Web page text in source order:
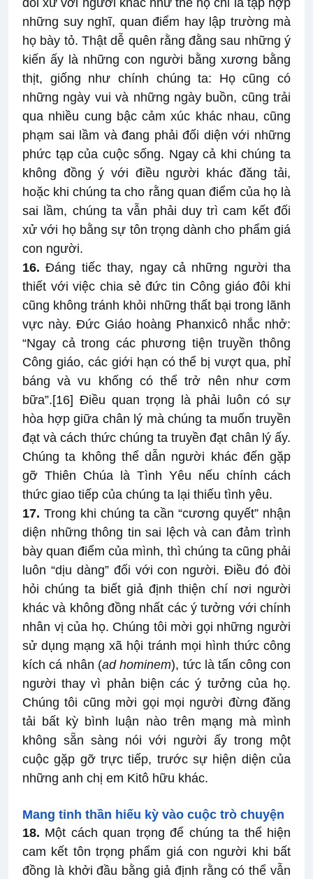
đối xử với người khác như thể họ chỉ là tập hợp
những suy nghĩ, quan điểm hay lập trường mà
họ bày tỏ. Thật dễ quên rằng đằng sau những ý
kiến ấy là những con người bằng xương bằng
thịt, giống như chính chúng ta: Họ cũng có
những ngày vui và những ngày buồn, cũng trải
qua nhiều cung bậc cảm xúc khác nhau, cũng
phạm sai lầm và đang phải đối diện với những
phức tạp của cuộc sống. Ngay cả khi chúng ta
không đồng ý với điều người khác đăng tải,
hoặc khi chúng ta cho rằng quan điểm của họ là
sai lầm, chúng ta vẫn phải duy trì cam kết đối
xử với họ bằng sự tôn trọng dành cho phẩm giá
con người.
16.Đáng tiếc thay, ngay cả những người tha
thiết với việc chia sẻ đức tin Công giáo đôi khi
cũng không tránh khỏi những thất bại trong lãnh
vực này. Đức Giáo hoàng Phanxicô nhắc nhở:
“Ngay cả trong các phương tiện truyền thông
Công giáo, các giới hạn có thể bị vượt qua, phỉ
báng và vu khống có thể trở nên như cơm
bữa”.[16] Điều quan trọng là phải luôn có sự
hòa hợp giữa chân lý mà chúng ta muốn truyền
đạt và cách thức chúng ta truyền đạt chân lý ấy.
Chúng ta không thể dẫn người khác đến gặp
gỡ Thiên Chúa là Tình Yêu nếu chính cách
thức giao tiếp của chúng ta lại thiếu tình yêu.
17. Trong khi chúng ta cần “cương quyết” nhận
diện những thông tin sai lệch và can đảm trình
bày quan điểm của mình, thì chúng ta cũng phải
luôn “dịu dàng” đối với con người. Điều đó đòi
hỏi chúng ta biết giả định thiện chí nơi người
khác và không đồng nhất các ý tưởng với chính
nhân vị của họ. Chúng tôi mời gọi những người
sử dụng mạng xã hội tránh mọi hình thức công
kích cá nhân (ad hominem), tức là tấn công con
người thay vì phản biện các ý tưởng của họ.
Chúng tôi cũng mời gọi mọi người đừng đăng
tải bất kỳ bình luận nào trên mạng mà mình
không sẵn sàng nói với người ấy trong một
cuộc gặp gỡ trực tiếp, trước sự hiện diện của
những anh chị em Kitô hữu khác.
Mang tinh thần hiếu kỳ vào cuộc trò chuyện
18. Một cách quan trọng để chúng ta thể hiện
cam kết tôn trọng phẩm giá con người khi bất
đồng là khởi đầu bằng giả định rằng có thể vẫn